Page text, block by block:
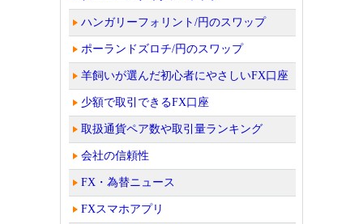
ハンガリーフォリント/円のスワップ
ポーランドズロチ/円のスワップ
羊飼いが選んだ初心者にやさしいFX口座
少額で取引できるFX口座
取扱通貨ペア数や取引量ランキング
会社の信頼性
FX・為替ニュース
FXスマホアプリ